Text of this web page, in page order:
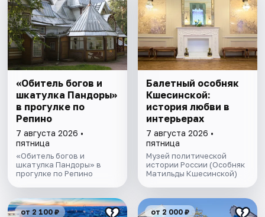
«Обитель богов и
шкатулка Пандоры»
в прогулке по
Репино
7 августа 2026 •
пятница
«Обитель богов и
шкатулка Пандоры» в
прогулке по Репино
Балетный особняк
Кшесинской:
история любви в
интерьерах
7 августа 2026 •
пятница
Музей политической
истории России (Особняк
Матильды Кшесинской)
от 2 100 ₽ от 2 000 ₽